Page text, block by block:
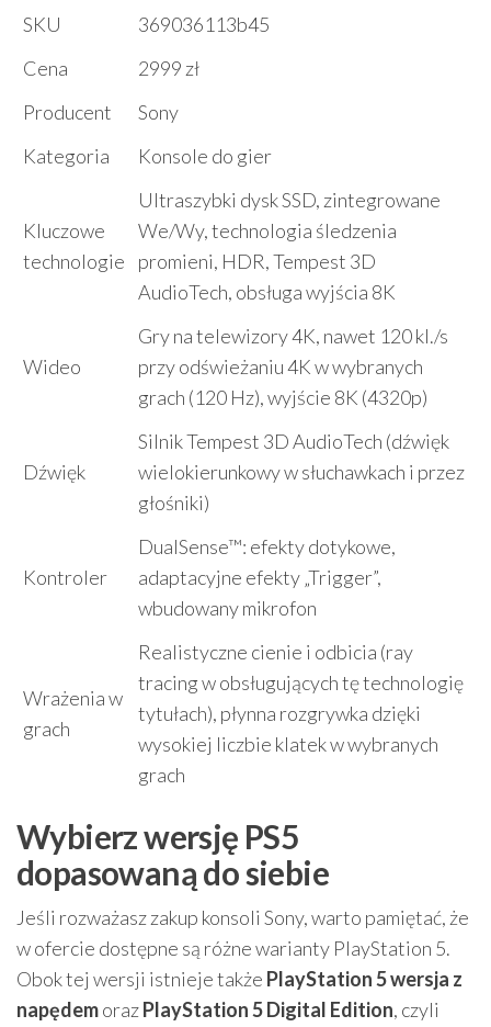
SKU
369036113b45
Cena
2999 zł
Producent
Sony
Kategoria
Konsole do gier
Kluczowe
technologie
Ultraszybki dysk SSD, zintegrowane
We/Wy, technologia śledzenia
promieni, HDR, Tempest 3D
AudioTech, obsługa wyjścia 8K
Wideo
Gry na telewizory 4K, nawet 120 kl./s
przy odświeżaniu 4K w wybranych
grach (120 Hz), wyjście 8K (4320p)
Dźwięk
Silnik Tempest 3D AudioTech (dźwięk
wielokierunkowy w słuchawkach i przez
głośniki)
Kontroler
DualSense™: efekty dotykowe,
adaptacyjne efekty „Trigger”,
wbudowany mikrofon
Wrażenia w
grach
Realistyczne cienie i odbicia (ray
tracing w obsługujących tę technologię
tytułach), płynna rozgrywka dzięki
wysokiej liczbie klatek w wybranych
grach
Wybierz wersję PS5
dopasowaną do siebie
Jeśli rozważasz zakup konsoli Sony, warto pamiętać, że
w ofercie dostępne są różne warianty PlayStation 5.
Obok tej wersji istnieje także PlayStation 5 wersja z
napędemorazPlayStation 5 Digital Edition, czyli